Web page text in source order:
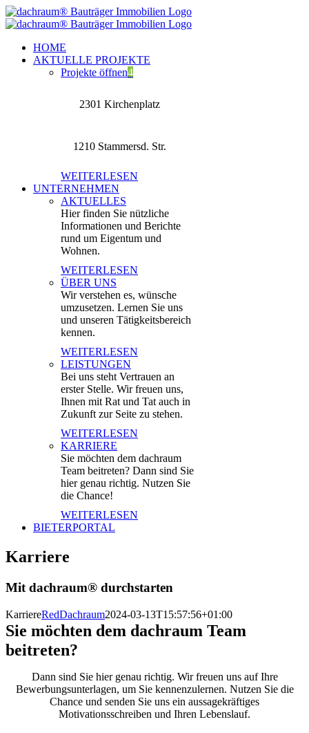
Zum
Inhalt
HOME
AKTUELLE PROJEKTE
Projekte öffnen4
2301 Kirchenplatz
1210 Stammersd. Str.
WEITERLESEN
UNTERNEHMEN
AKTUELLES
Hier finden Sie nützliche
Informationen und Berichte
rund um Eigentum und
Wohnen.
WEITERLESEN
ÜBER UNS
Wir verstehen es, wünsche
umzusetzen. Lernen Sie uns
und unseren Tätigkeitsbereich
kennen.
WEITERLESEN
LEISTUNGEN
Bei uns steht Vertrauen an
erster Stelle. Wir freuen uns,
Ihnen mit Rat und Tat auch in
Zukunft zur Seite zu stehen.
WEITERLESEN
KARRIERE
Sie möchten dem dachraum
Team beitreten? Dann sind Sie
hier genau richtig. Nutzen Sie
die Chance!
WEITERLESEN
BIETERPORTAL
Karriere
Mit dachraum® durchstarten
KarriereRedDachraum2024-03-13T15:57:56+01:00
Sie möchten dem dachraum Team
beitreten?
Dann sind Sie hier genau richtig. Wir freuen uns auf Ihre
Bewerbungsunterlagen, um Sie kennenzulernen. Nutzen Sie die
Chance und senden Sie uns ein aussagekräftiges
Motivationsschreiben und Ihren Lebenslauf.